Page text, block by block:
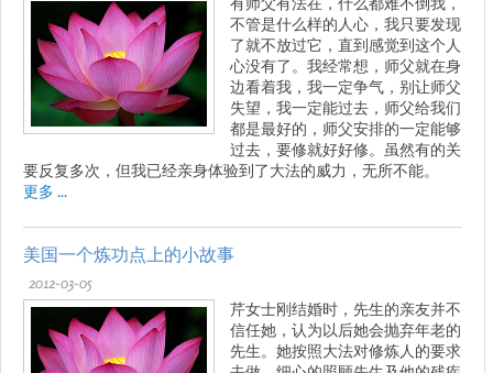
不管是什么样的人心，我只要发现
了就不放过它，直到感觉到这个人
心没有了。我经常想，师父就在身
边看着我，我一定争气，别让师父
失望，我一定能过去，师父给我们
都是最好的，师父安排的一定能够
过去，要修就好好修。虽然有的关
要反复多次，但我已经亲身体验到了大法的威力，无所不能。
更多 ...
美国一个炼功点上的小故事
2012-03-05
芹女士刚结婚时，先生的亲友并不
信任她，认为以后她会抛弃年老的
先生。她按照大法对修炼人的要求